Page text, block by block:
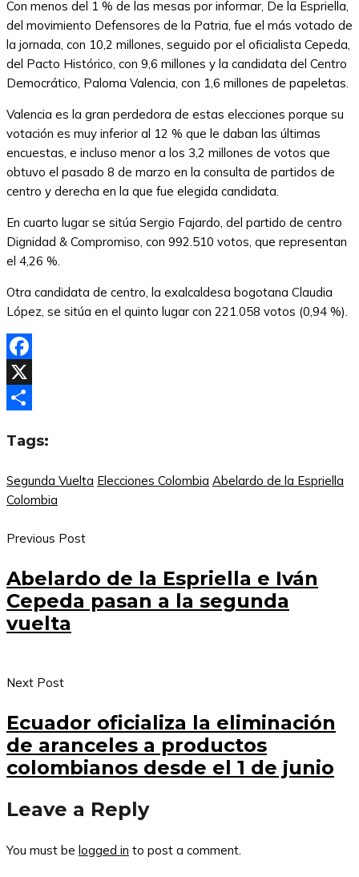
Con menos del 1 % de las mesas por informar, De la Espriella,
del movimiento Defensores de la Patria, fue el más votado de
la jornada, con 10,2 millones, seguido por el oficialista Cepeda,
del Pacto Histórico, con 9,6 millones y la candidata del Centro
Democrático, Paloma Valencia, con 1,6 millones de papeletas.
Valencia es la gran perdedora de estas elecciones porque su
votación es muy inferior al 12 % que le daban las últimas
encuestas, e incluso menor a los 3,2 millones de votos que
obtuvo el pasado 8 de marzo en la consulta de partidos de
centro y derecha en la que fue elegida candidata.
En cuarto lugar se sitúa Sergio Fajardo, del partido de centro
Dignidad & Compromiso, con 992.510 votos, que representan
el 4,26 %.
Otra candidata de centro, la exalcaldesa bogotana Claudia
López, se sitúa en el quinto lugar con 221.058 votos (0,94 %).
Facebook
X
Tags:
Segunda Vuelta Elecciones Colombia Abelardo de la Espriella
Colombia
Previous Post
Abelardo de la Espriella e Iván
Cepeda pasan a la segunda
vuelta
Next Post
Ecuador oficializa la eliminación
de aranceles a productos
colombianos desde el 1 de junio
Leave a Reply
You must be logged in to post a comment.